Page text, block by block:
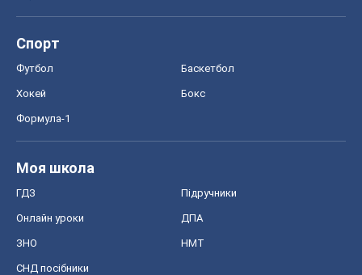
Спорт
Футбол Баскетбол
Хокей Бокс
Формула-1
Моя школа
ГДЗ Підручники
Онлайн уроки ДПА
ЗНО НМТ
СНД посібники